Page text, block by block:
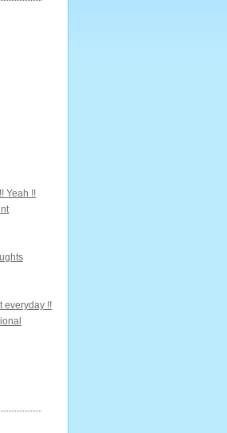
Yeah !!
everyday !!